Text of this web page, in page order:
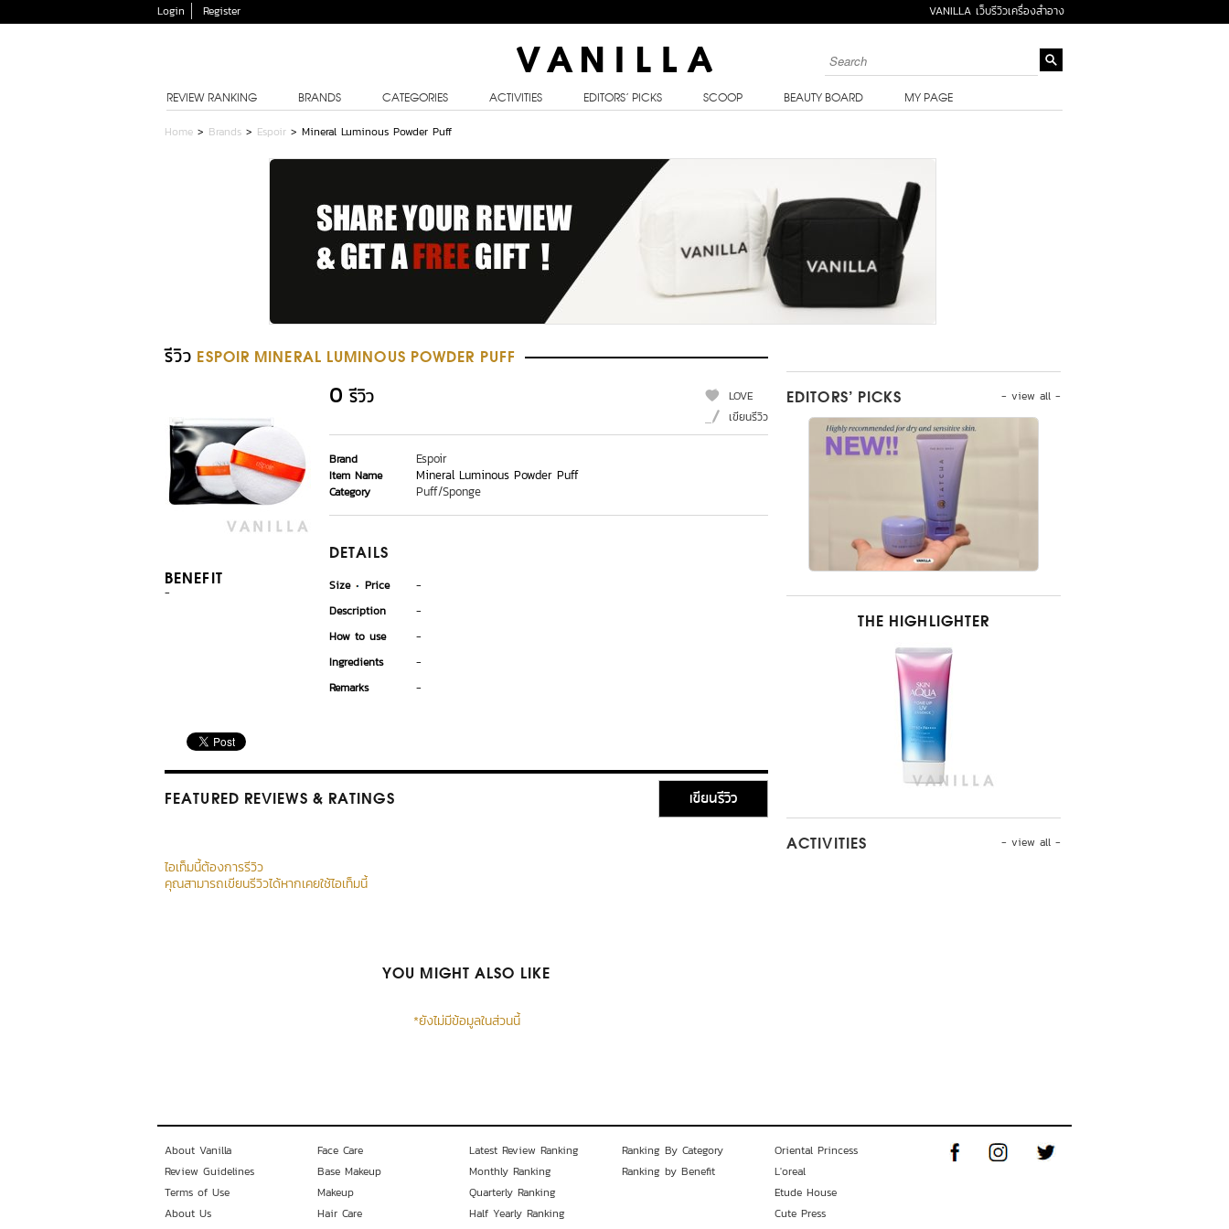
Login Register VANILLA เว็บรีวิวเครื่องสำอาง
REVIEW RANKING BRANDS CATEGORIES ACTIVITIES EDITORS’ PICKS SCOOP BEAUTY BOARD MY PAGE
Home > Brands > Espoir > Mineral Luminous Powder Puff
รีวิว ESPOIR MINERAL LUMINOUS POWDER PUFF
BENEFIT
-
0 รีวิว
LOVE
เขียนรีวิว
Brand Espoir
Item Name Mineral Luminous Powder Puff
Category Puff/Sponge
DETAILS
Size Price
-
Description
-
How to use
-
Ingredients
-
Remarks
-
FEATURED REVIEWS & RATINGS เขียนรีวิว
ไอเท็มนี้ต้องการรีวิว
คุณสามารถเขียนรีวิวได้หากเคยใช้ไอเท็มนี้
YOU MIGHT ALSO LIKE
*ยังไม่มีข้อมูลในส่วนนี้
- view all -
EDITORS’ PICKS
THE HIGHLIGHTER
- view all -
ACTIVITIES
About Vanilla
Review Guidelines
Terms of Use
About Us
Face Care
Base Makeup
Makeup
Hair Care
Latest Review Ranking
Monthly Ranking
Quarterly Ranking
Half Yearly Ranking
Ranking By Category
Ranking by Benefit
Oriental Princess
L'oreal
Etude House
Cute Press